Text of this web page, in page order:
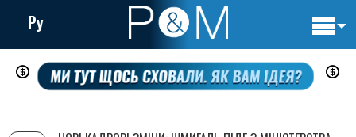
Перейти
до
вмісту
Ру